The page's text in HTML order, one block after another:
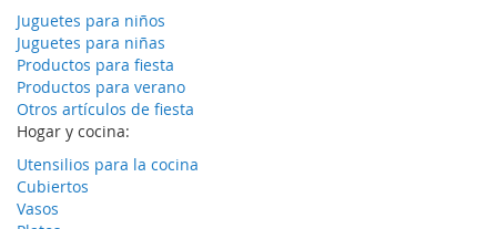
Juguetes para niños
Juguetes para niñas
Productos para fiesta
Productos para verano
Otros artículos de fiesta
Hogar y cocina:
Utensilios para la cocina
Cubiertos
Vasos